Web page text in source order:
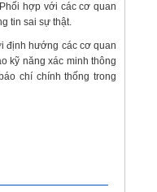
hợp với các cơ quan
tin sai sự thật.
định hướng các cơ quan
kỹ năng xác minh thông
chí chính thống trong